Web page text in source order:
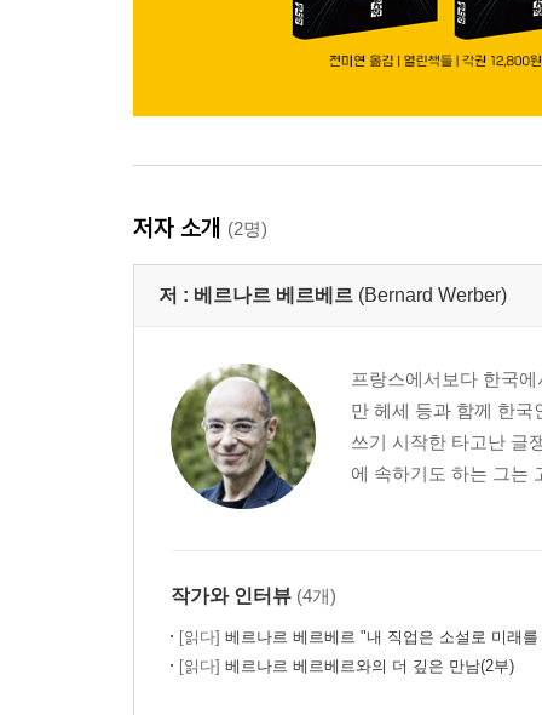
저자 소개 (2명)
저 : 베르나르 베르베르 (Bernard Werber)
프랑스에서보다 한국
만 헤세 등과 함께 한
쓰기 시작한 타고난 글
에 속하기도 하는 그는
작가와 인터뷰 (4개)
[읽다] 베르나르 베르베르 "내 직업은 소설로 미래
[읽다] 베르나르 베르베르와의 더 깊은 만남(2부)